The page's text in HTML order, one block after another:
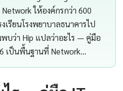
ให้องค์กรกว่า 600
เรียนโรงพยาบาลธนาคารไป
บว่า Hip แปลว่าอะไร — คู่มือ
เป็นพื้นฐานที่ Network…